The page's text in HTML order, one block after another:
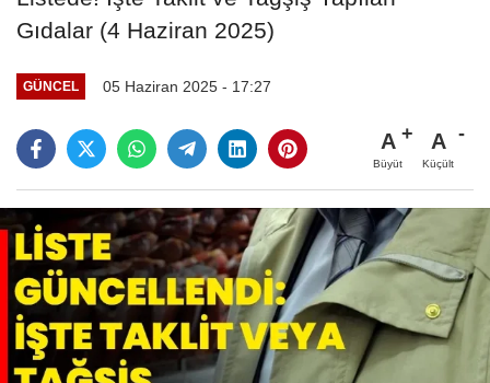
Gıdalar (4 Haziran 2025)
GÜNCEL 05 Haziran 2025 - 17:27
A
Büyüt
A
Küçült